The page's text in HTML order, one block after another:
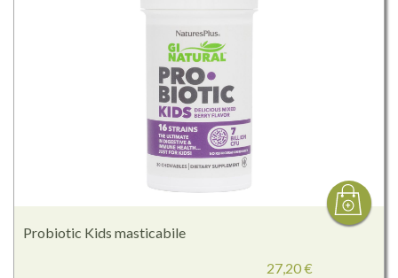
Probiotic Kids masticabile
27,20 €